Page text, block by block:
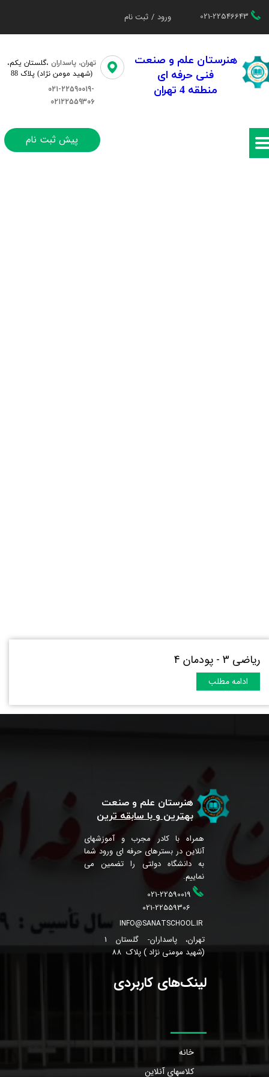
021-22546643 ورود / ثبت نام
تغییر گذر واژه
سفارشات
هنرستان علم و صنعت
فنی حرفه ای
منطقه 4 تهران
تهران، پاسداران ،گلستان یکم،​​
(شهید مومن نژاد) پلاک 88
021-22590019-
02122559306
پیش ثبت نام
ریاضی 3 - پودمان 4
ادامه مطلب
هنرستان علم و صنعت
بهترین و با سابقه ترین
همراه با کادر مجرب و آموزشهای
آنلاین در بسترهای حرفه ای ورود شما
به دانشگاه دولتی را تضمین می
نماییم.
021-22559306
INFO@SANATSCHOOL.IR
تهران، پاسداران- گلستان 1
(شهید مومنی نژاد ) پلاک 88
021-22590019
لینک‌های کاربردی
خانه
کلاسهای آنلاین